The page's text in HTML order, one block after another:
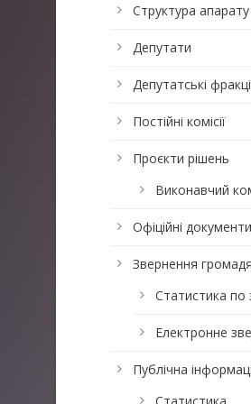
Структура
Депутати
Депутатські
Постійні комісії
Проєкти рішень
Виконавчий
Офіційні документи
Звернення
Статистика
Електронне
Публічна